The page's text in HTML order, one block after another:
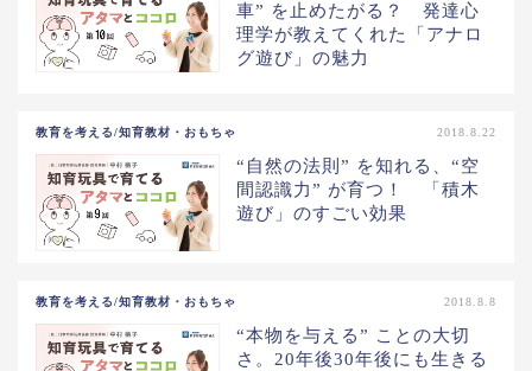
車” を止めたがる？ 発達心
理学が教えてくれた「アナロ
グ遊び」の魅力
教育を考える/知育教材・おもちゃ 2018.8.22
“自然の法則” を知れる、“空
間認識力” が育つ！ 「積木
遊び」のすごい効果
教育を考える/知育教材・おもちゃ 2018.8.8
“本物を与える” ことの大切
さ。20年後30年後にも生きる